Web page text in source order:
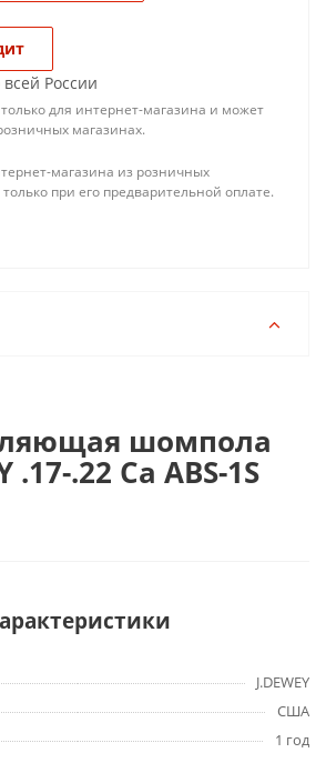
России
для интернет-магазина и может
магазинах.
магазина из розничных
при его предварительной оплате.
шомпола
.17-.22 Ca ABS-1S
J.DEWEY
США
1 год